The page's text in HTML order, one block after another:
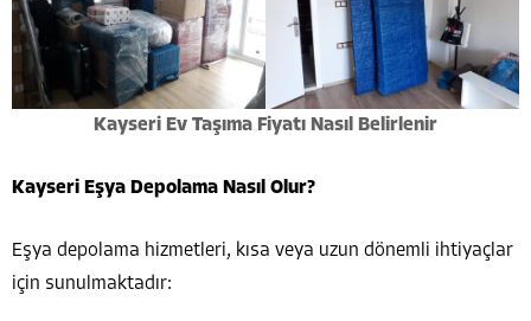
Kayseri Ev Taşıma Fiyatı Nasıl Belirlenir
Kayseri Eşya Depolama Nasıl Olur?
Eşya depolama hizmetleri, kısa veya uzun dönemli ihtiyaçlar
için sunulmaktadır: